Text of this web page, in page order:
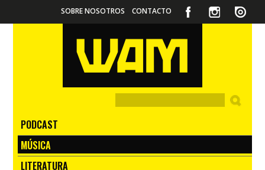
SOBRE NOSOTROS CONTACTO
PODCAST
MÚSICA
LITERATURA